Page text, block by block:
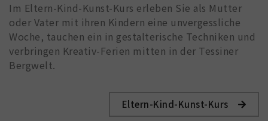
Im Eltern-Kind-Kunst-Kurs erleben Sie als Mutter
oder Vater mit ihren Kindern eine unvergessliche
Woche, tauchen ein in gestalterische Techniken und
verbringen Kreativ-Ferien mitten in der Tessiner
Bergwelt.
Eltern-Kind-Kunst-Kurs